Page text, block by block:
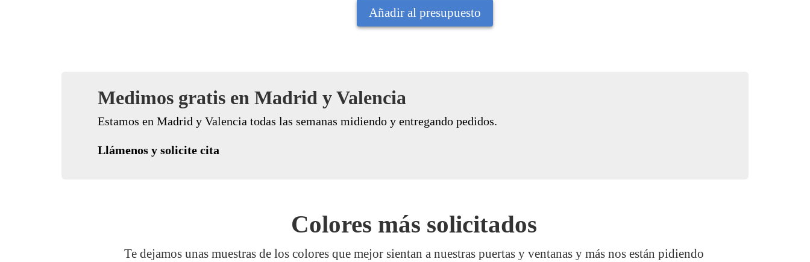
Añadir al presupuesto
Medimos gratis en Madrid y Valencia
Estamos en Madrid y Valencia todas las semanas midiendo y entregando pedidos.
Llámenos y solicite cita
Colores más solicitados
Te dejamos unas muestras de los colores que mejor sientan a nuestras puertas y ventanas y más nos están pidiendo